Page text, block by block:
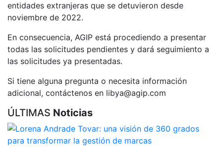
entidades extranjeras que se detuvieron desde
noviembre de 2022.
En consecuencia, AGIP está procediendo a presentar
todas las solicitudes pendientes y dará seguimiento a
las solicitudes ya presentadas.
Si tiene alguna pregunta o necesita información
adicional, contáctenos en libya@agip.com
ÚLTIMAS Noticias